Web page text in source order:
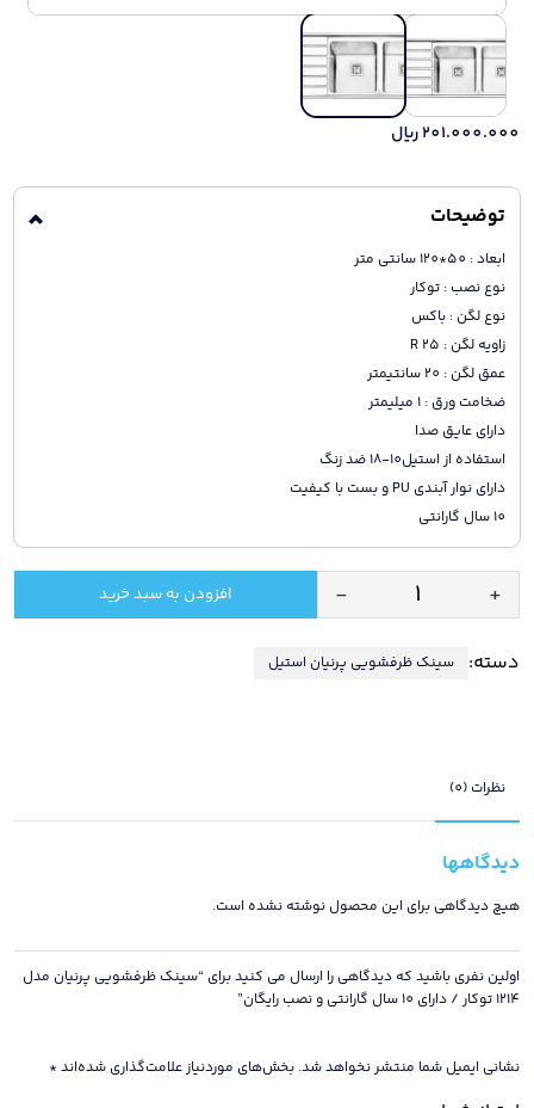
201.000.000ریال
توضیحات
ابعاد : 50*120 سانتی متر
نوع نصب : توکار
نوع لگن : باکس
زاویه لگن : R 25
عمق لگن : 20 سانتیمتر
ضخامت ورق : 1 میلیمتر
داراى عایق صدا
استفاده از استیل10-18 ضد زنگ
داراى نوار آبندى PU و بست با کیفیت
10 سال گارانتی
سینک
پرنیان
دارای
سال
گارانتی
نصب
رایگان
+
- افزودن به سبد خرید
دسته: سینک ظرفشویی پرنیان استیل
نظرات (0)
دیدگاهها
هیچ دیدگاهی برای این محصول نوشته نشده است.
اولین نفری باشید که دیدگاهی را ارسال می کنید برای “سینک ظرفشویی پرنیان مدل
1214 توکار / دارای 10 سال گارانتی و نصب رایگان”
نشانی ایمیل شما منتشر نخواهد شد. بخش‌های موردنیاز علامت‌گذاری شده‌اند *